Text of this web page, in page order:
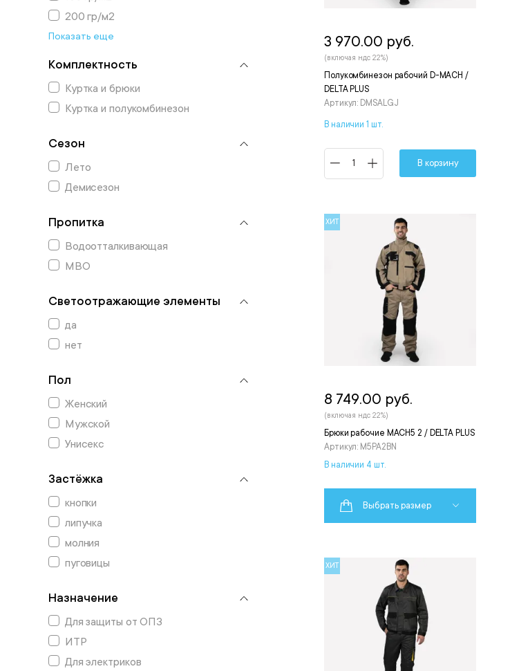
200 гр/м2
Показать еще
Комплектность
Куртка и брюки
Куртка и полукомбинезон
Сезон
Лето
Демисезон
Пропитка
Водоотталкивающая
МВО
Светоотражающие элементы
да
нет
Пол
Женский
Мужской
Унисекс
Застёжка
кнопки
липучка
молния
пуговицы
Назначение
Для защиты от ОПЗ
ИТР
Для электриков
Полукомбинезон рабочий D-MACH /
DELTA PLUS
Артикул: DMSALGJ
3 970.00 руб.
(включая ндс 22%)
В наличии 1 шт.
В корзину
ХИТ
Брюки рабочие MACH5 2 / DELTA PLUS
Артикул: M5PA2BN
8 749.00 руб.
(включая ндс 22%)
В наличии 4 шт.
Выбрать размер
ХИТ